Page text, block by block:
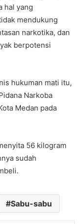
hal yang
mendukung
narkotika, dan
berpotensi
hukuman mati itu,
Narkoba
Medan pada
56 kilogram
sudah
Sabu-sabu